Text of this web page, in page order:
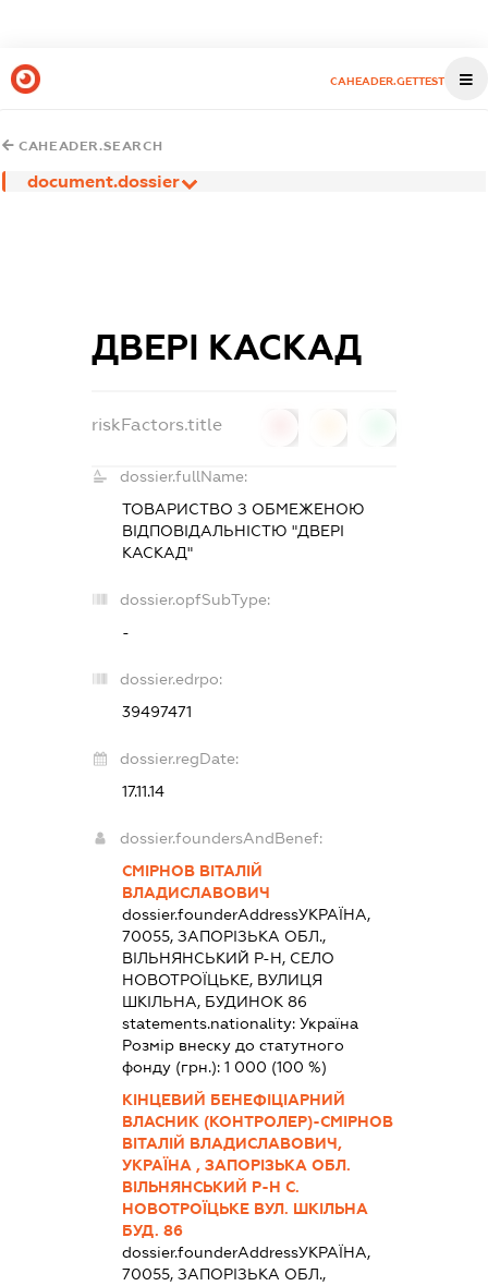
CAHEADER.GETTEST
CAHEADER.SEARCH
document.dossier
ДВЕРІ КАСКАД
riskFactors.title
dossier.fullName:
ТОВАРИСТВО З ОБМЕЖЕНОЮ
ВІДПОВІДАЛЬНІСТЮ "ДВЕРІ
КАСКАД"
dossier.opfSubType:
-
dossier.edrpo:
39497471
dossier.regDate:
17.11.14
dossier.foundersAndBenef:
СМІРНОВ ВІТАЛІЙ
ВЛАДИСЛАВОВИЧ
dossier.founderAddressУКРАЇНА,
70055, ЗАПОРІЗЬКА ОБЛ.,
ВІЛЬНЯНСЬКИЙ Р-Н, СЕЛО
НОВОТРОЇЦЬКЕ, ВУЛИЦЯ
ШКІЛЬНА, БУДИНОК 86
statements.nationality: Україна
Розмір внеску до статутного
фонду (грн.): 1 000 (100 %)
КІНЦЕВИЙ БЕНЕФІЦІАРНИЙ
ВЛАСНИК (КОНТРОЛЕР)-СМІРНОВ
ВІТАЛІЙ ВЛАДИСЛАВОВИЧ,
УКРАЇНА , ЗАПОРІЗЬКА ОБЛ.
ВІЛЬНЯНСЬКИЙ Р-Н С.
НОВОТРОЇЦЬКЕ ВУЛ. ШКІЛЬНА
БУД. 86
dossier.founderAddressУКРАЇНА,
70055, ЗАПОРІЗЬКА ОБЛ.,